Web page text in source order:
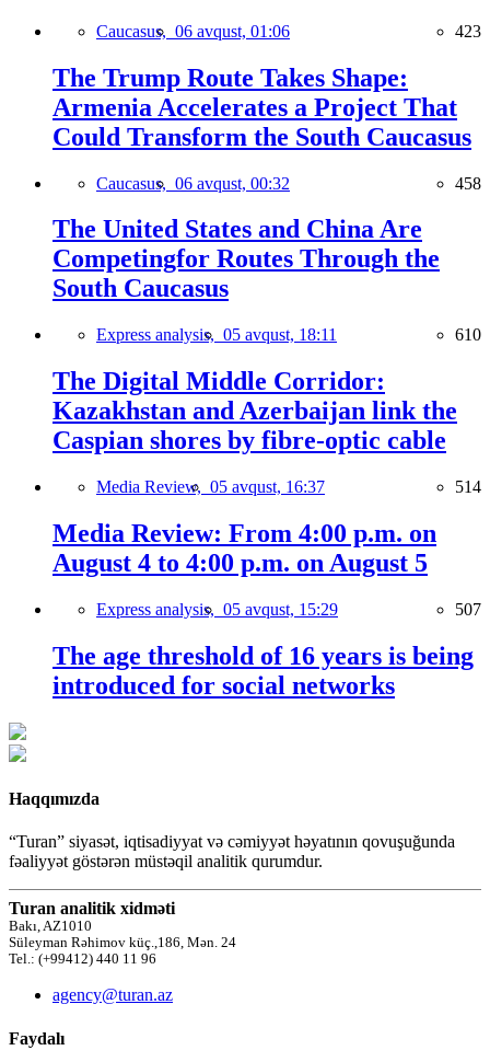
Caucasus, 06 avqust, 01:06 423
The Trump Route Takes Shape:
Armenia Accelerates a Project That
Could Transform the South Caucasus
Caucasus, 06 avqust, 00:32 458
The United States and China Are
Competingfor Routes Through the
South Caucasus
Express analysis, 05 avqust, 18:11 610
The Digital Middle Corridor:
Kazakhstan and Azerbaijan link the
Caspian shores by fibre-optic cable
Media Review, 05 avqust, 16:37 514
Media Review: From 4:00 p.m. on
August 4 to 4:00 p.m. on August 5
Express analysis, 05 avqust, 15:29 507
The age threshold of 16 years is being
introduced for social networks
Haqqımızda
“Turan” siyasət, iqtisadiyyat və cəmiyyət həyatının qovuşuğunda
fəaliyyət göstərən müstəqil analitik qurumdur.
Turan analitik xidməti
Bakı, AZ1010
Süleyman Rəhimov küç.,186, Mən. 24
Tel.: (+99412) 440 11 96
agency@turan.az
Faydalı